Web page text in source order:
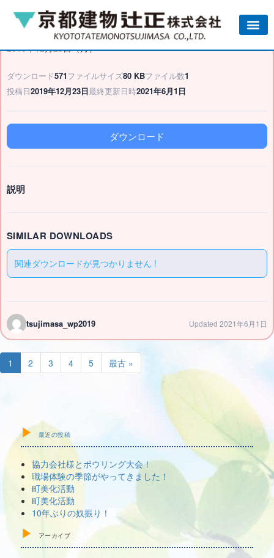
2019年12月23日（月）
ダウンロード571ファイルサイズ80 KBファイル数1
投稿日2019年12月23日最終更新日時2021年6月1日
ダウンロード
説明
SIMILAR DOWNLOADS
関連ダウンロードが見つかりません !
tsujimasa_wp2019 Updated 2021年6月1日
1 2 3 4 5 最古 »
最近の投稿
協力会社様とボウリング大会！
職場体験の季節がやってきました！
町美化活動
町美化活動
10年ぶりの奴振り！
アーカイブ